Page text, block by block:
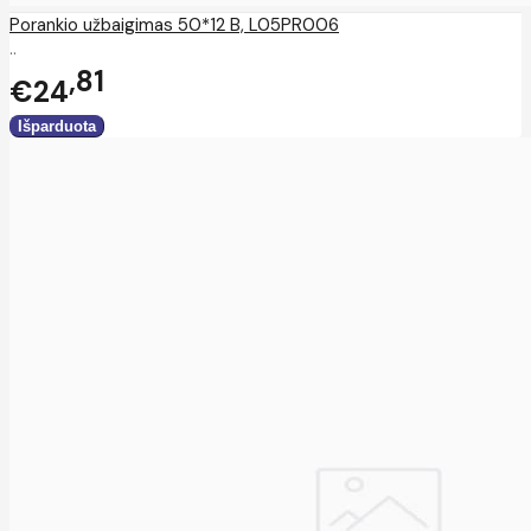
Porankio užbaigimas 50*12 B, L05PR006
..
€24 81